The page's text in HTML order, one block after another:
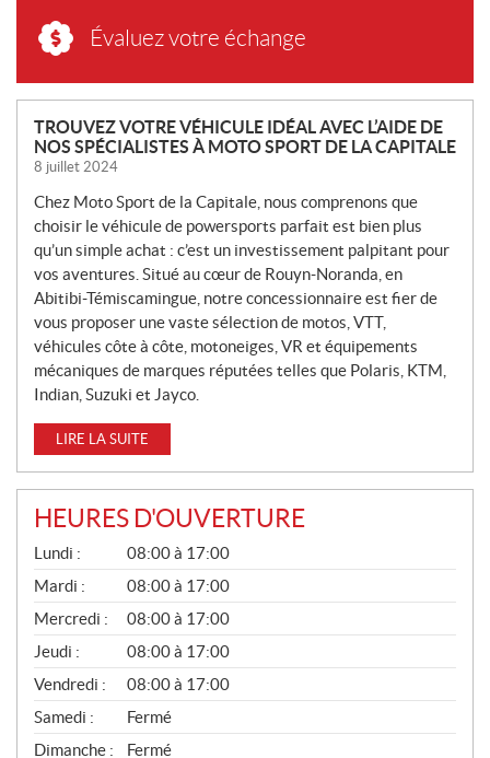
Évaluez votre échange
N
O
U
V
E
L
L
E
S
TROUVEZ VOTRE VÉHICULE IDÉAL AVEC L’AIDE DE
NOS SPÉCIALISTES À MOTO SPORT DE LA CAPITALE
8 juillet 2024
Chez Moto Sport de la Capitale, nous comprenons que
choisir le véhicule de powersports parfait est bien plus
qu’un simple achat : c’est un investissement palpitant pour
vos aventures. Situé au cœur de Rouyn-Noranda, en
Abitibi-Témiscamingue, notre concessionnaire est fier de
vous proposer une vaste sélection de motos, VTT,
véhicules côte à côte, motoneiges, VR et équipements
mécaniques de marques réputées telles que Polaris, KTM,
Indian, Suzuki et Jayco.
LIRE LA SUITE
HEURES D'OUVERTURE
G
É
N
É
R
A
L
Lundi :
08:00 à 17:00
Mardi :
08:00 à 17:00
Mercredi :
08:00 à 17:00
Jeudi :
08:00 à 17:00
Vendredi :
08:00 à 17:00
Samedi :
Fermé
Dimanche :
Fermé